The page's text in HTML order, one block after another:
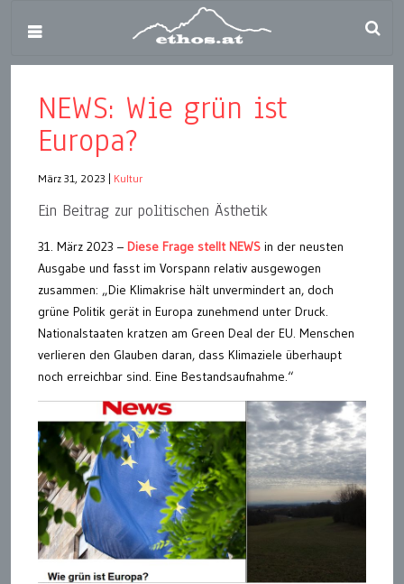
NEWS: Wie grün ist
Europa?
März 31, 2023 Kultur
Ein Beitrag zur politischen Ästhetik
31. März 2023 – Diese Frage stellt NEWS in der neusten
Ausgabe und fasst im Vorspann relativ ausgewogen
zusammen: „Die Klimakrise hält unvermindert an, doch
grüne Politik gerät in Europa zunehmend unter Druck.
Nationalstaaten kratzen am Green Deal der EU. Menschen
verlieren den Glauben daran, dass Klimaziele überhaupt
noch erreichbar sind. Eine Bestandsaufnahme.“